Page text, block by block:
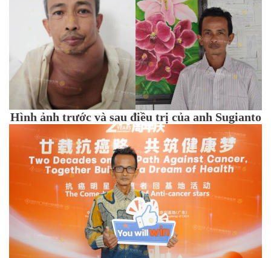
Hình ảnh trước và sau điều trị của anh Sugianto